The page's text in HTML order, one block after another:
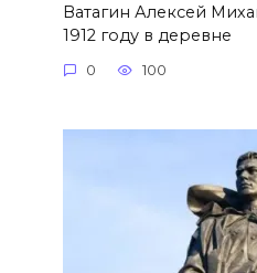
Ватагин Алексей
1912 году в деревне
0 100